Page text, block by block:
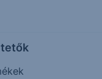
kérése
Pro belépés